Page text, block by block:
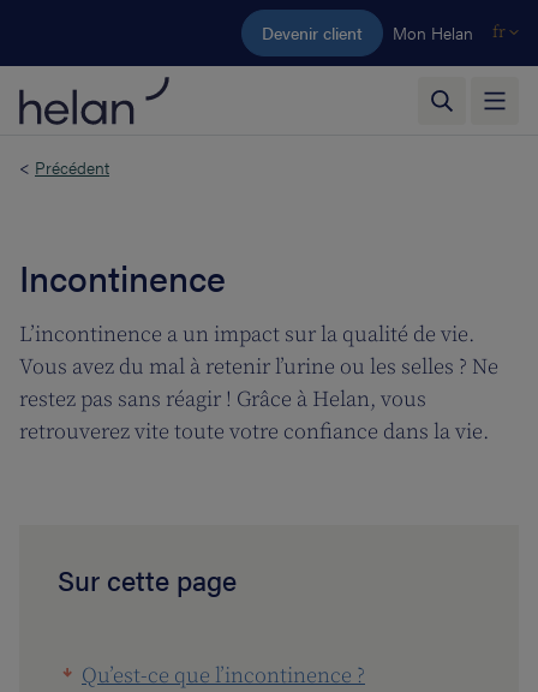
Aller au contenu principal
Devenir client Mon Helan fr
< Précédent
Incontinence
L’incontinence a un impact sur la qualité de vie.
Vous avez du mal à retenir l’urine ou les selles ? Ne
restez pas sans réagir ! Grâce à Helan, vous
retrouverez vite toute votre confiance dans la vie.
Sur cette page
Qu’est-ce que l’incontinence ?